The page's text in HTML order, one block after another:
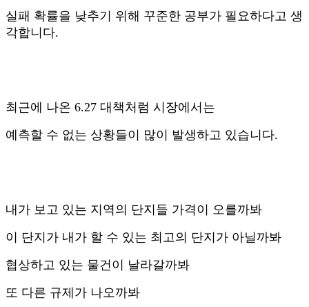
실패 확률을 낮추기 위해 꾸준한 공부가 필요하다고 생
각합니다.
최근에 나온 6.27 대책처럼 시장에서는
예측할 수 없는 상황들이 많이 발생하고 있습니다.
내가 보고 있는 지역의 단지들 가격이 오를까봐
이 단지가 내가 할 수 있는 최고의 단지가 아닐까봐
협상하고 있는 물건이 날라갈까봐
또 다른 규제가 나오까봐